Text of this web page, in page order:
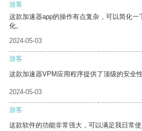
游客
这款加速器app的操作有点复杂，可以简化
化。
2024-05-03
游客
这款加速器VPM应用程序提供了顶级的安全性
2024-05-03
游客
这款软件的功能非常强大，可以满足我日常使